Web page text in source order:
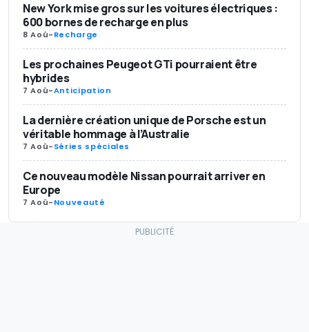
New York mise gros sur les voitures électriques :
600 bornes de recharge en plus
8 Aoû-Recharge
Les prochaines Peugeot GTi pourraient être
hybrides
7 Aoû-Anticipation
La dernière création unique de Porsche est un
véritable hommage à l’Australie
7 Aoû-Séries spéciales
Ce nouveau modèle Nissan pourrait arriver en
Europe
7 Aoû-Nouveauté